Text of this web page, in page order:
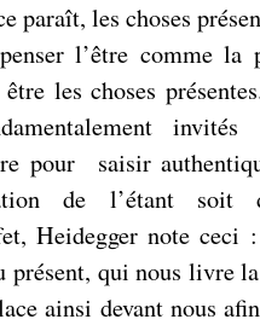
paraît, les choses
l’être comme la
les choses
pour saisir
de l’étant soit
Heidegger note ceci
présent, qui nous livre
ainsi devant nous